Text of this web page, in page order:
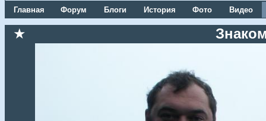
Главная Форум Блоги История Фото Видео
★